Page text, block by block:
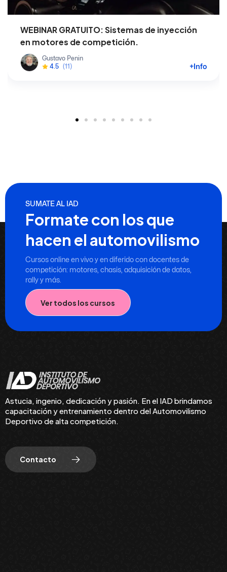
WEBINAR GRATUITO: Sistemas de inyección
en motores de competición.
Gustavo Penin
4.5 (11) +Info
SUMATE AL IAD
Formate con los que
hacen el automovilismo
Cursos online en vivo y en diferido con docentes de
competición: motores, chasis, adquisición de datos,
rally y más.
Ver todos los cursos
Astucia, ingenio, dedicación y pasión. En el IAD brindamos
capacitación y entrenamiento dentro del Automovilismo
Deportivo de alta competición.
Contacto